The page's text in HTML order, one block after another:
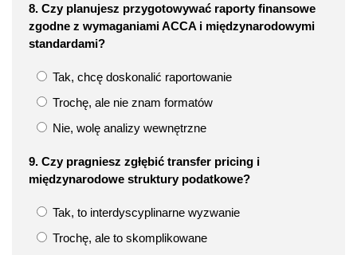
8. Czy planujesz przygotowywać raporty finansowe
zgodne z wymaganiami ACCA i międzynarodowymi
standardami?
Tak, chcę doskonalić raportowanie
Trochę, ale nie znam formatów
Nie, wolę analizy wewnętrzne
9. Czy pragniesz zgłębić transfer pricing i
międzynarodowe struktury podatkowe?
Tak, to interdyscyplinarne wyzwanie
Trochę, ale to skomplikowane